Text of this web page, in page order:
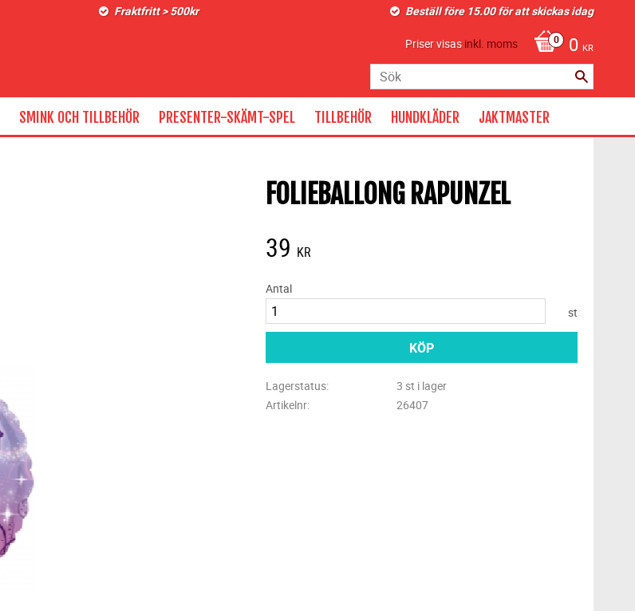
Fraktfritt > 500kr Beställ före 15.00 för att skickas idag
0 KR
Priser visasinkl. moms
SMINK OCH TILLBEHÖR PRESENTER-SKÄMT-SPEL TILLBEHÖR HUNDKLÄDER JAKTMASTER
FOLIEBALLONG RAPUNZEL
39 KR
Antal
st
KÖP
Lagerstatus
3 st i lager
Artikelnr
26407